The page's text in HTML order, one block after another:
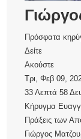
Πρόσφατα
Δείτε
Ακούστε
Τρι, Φεβ 09,
33 Λεπτά 58
Κήρυγμα
Πράξεις των
Γιώργος